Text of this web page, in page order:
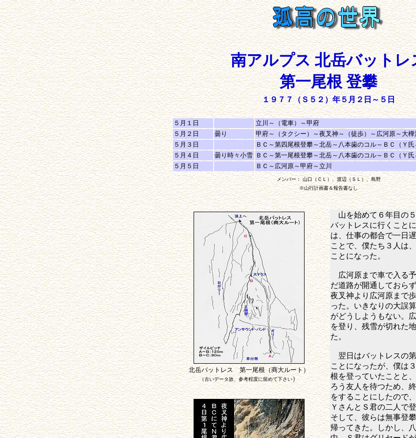
南アルプス 北岳バットレ
第一尾根 登攀
１９７７（Ｓ５２）年５月２日～５日
５月１日
立川～（電車）～甲府
５月２日
曇り
甲府～（タクシー）～夜叉神～（徒歩）～広河原～大樺
５月３日
ＢＣ～第四尾根登攀～北岳～八本歯のコル～ＢＣ（Ｙ氏
５月４日
曇り時々小雪 ＢＣ～第一尾根登攀～北岳～八本歯のコル～ＢＣ（Ｙ氏
５月５日
ＢＣ～広河原～甲府～立川
メンバー： 山口（ＣＬ）、渡辺（ＳＬ）、島野
※山行計画書＆報告書なし
北岳バットレス 第一尾根（商大ルート）
（古いデータ故、参考程度に留めて下さい）
山を始めて６年目の
バットレスに行くこと
は、仕事の都合で一日
ことで、僕たち３人は
ことになった。
広河原まで車で入る
だ道路が開通しておら
夜叉神より広河原まで
った。いきなりの大誤
がどうしようもない。
を登り、残雪が切れた
た。
翌日はバットレスの
ことになったが、僕は
根を登っていたことと
ろう友人を待つため、
をすることにしたので
ＹさんとＳ君の二人で
そして、彼らは無事登
帰ってきた。しかし、